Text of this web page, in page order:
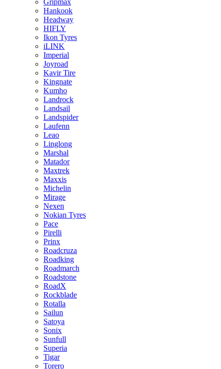
Gripmax
Hankook
Headway
HIFLY
Ikon Tyres
iLINK
Imperial
Joyroad
Kavir Tire
Kingnate
Kumho
Landrock
Landsail
Landspider
Laufenn
Leao
Linglong
Marshal
Matador
Maxtrek
Maxxis
Michelin
Mirage
Nexen
Nokian Tyres
Pace
Pirelli
Prinx
Roadcruza
Roadking
Roadmarch
Roadstone
RoadX
Rockblade
Rotalla
Sailun
Satoya
Sonix
Sunfull
Superia
Tigar
Torero